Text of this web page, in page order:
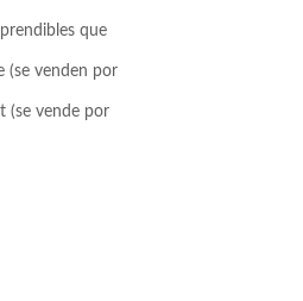
que
(se venden por
(se vende por